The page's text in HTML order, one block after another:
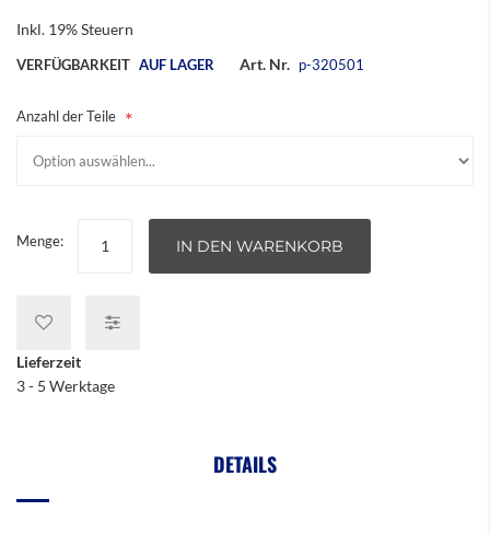
Inkl. 19% Steuern
VERFÜGBARKEIT AUF LAGER Art. Nr. p-320501
Anzahl der Teile
Menge: IN DEN WARENKORB
Lieferzeit
3 - 5 Werktage
DETAILS